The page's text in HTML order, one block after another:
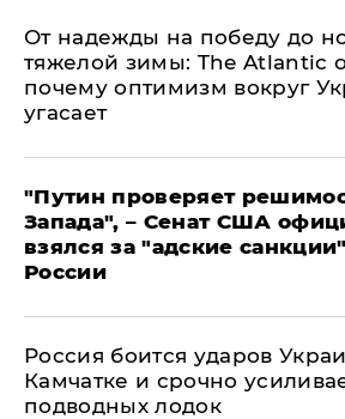
От надежды на победу до
тяжелой зимы: The Atlantic
почему оптимизм вокруг
угасает
"Путин проверяет
Запада", – Сенат США
взялся за "адские
России
Россия боится ударов
Камчатке и срочно
подводных лодок